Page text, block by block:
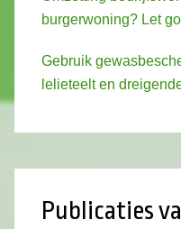
burgerwoning? Let
Gebruik
lelieteelt en
Publicaties